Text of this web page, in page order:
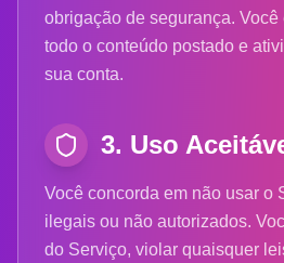
obrigação de segurança.
todo o conteúdo postado e
sua conta.
3. Uso
Você concorda em não usar o
ilegais ou não autorizados.
do Serviço, violar quaisquer